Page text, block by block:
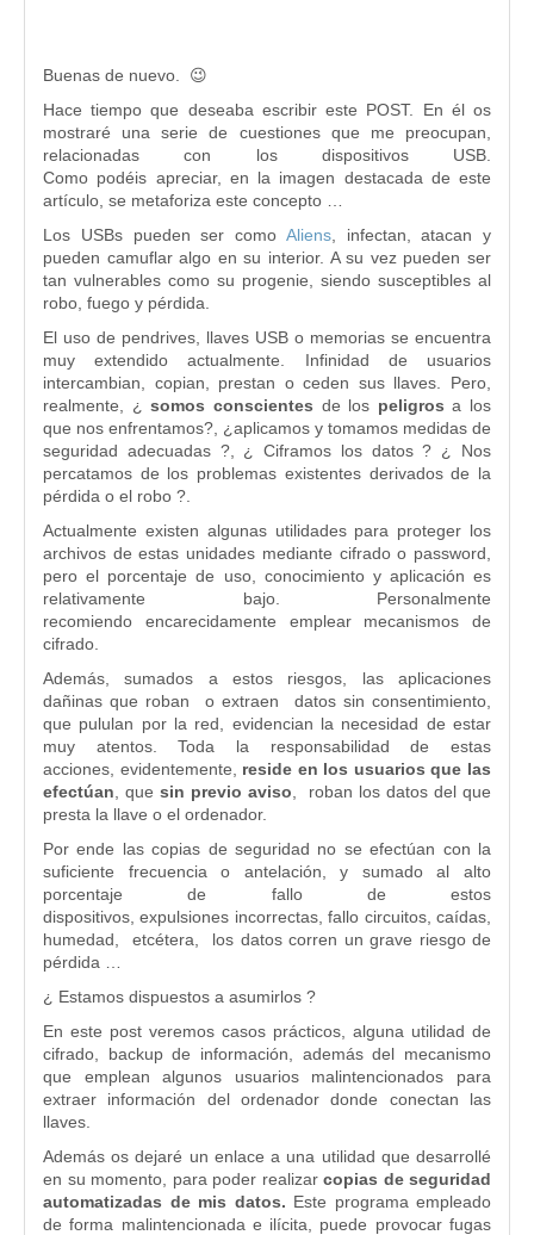
Buenas de nuevo. 😉
Hace tiempo que deseaba escribir este POST. En él os
mostraré una serie de cuestiones que me preocupan,
relacionadas con los dispositivos USB.
Como podéis apreciar, en la imagen destacada de este
artículo, se metaforiza este concepto …
Los USBs pueden ser como Aliens, infectan, atacan y
pueden camuflar algo en su interior. A su vez pueden ser
tan vulnerables como su progenie, siendo susceptibles al
robo, fuego y pérdida.
El uso de pendrives, llaves USB o memorias se encuentra
muy extendido actualmente. Infinidad de usuarios
intercambian, copian, prestan o ceden sus llaves. Pero,
realmente, ¿somos conscientes de los peligros a los
que nos enfrentamos?, ¿aplicamos y tomamos medidas de
seguridad adecuadas ?, ¿ Ciframos los datos ? ¿ Nos
percatamos de los problemas existentes derivados de la
pérdida o el robo ?.
Actualmente existen algunas utilidades para proteger los
archivos de estas unidades mediante cifrado o password,
pero el porcentaje de uso, conocimiento y aplicación es
relativamente bajo. Personalmente
recomiendo encarecidamente emplear mecanismos de
cifrado.
Además, sumados a estos riesgos, las aplicaciones
dañinas que roban o extraen datos sin consentimiento,
que pululan por la red, evidencian la necesidad de estar
muy atentos. Toda la responsabilidad de estas
acciones, evidentemente, reside en los usuarios que las
efectúan , que sin previo aviso , roban los datos del que
presta la llave o el ordenador.
Por ende las copias de seguridad no se efectúan con la
suficiente frecuencia o antelación, y sumado al alto
porcentaje de fallo de estos
dispositivos, expulsiones incorrectas, fallo circuitos, caídas,
humedad, etcétera, los datos corren un grave riesgo de
pérdida …
¿ Estamos dispuestos a asumirlos ?
En este post veremos casos prácticos, alguna utilidad de
cifrado, backup de información, además del mecanismo
que emplean algunos usuarios malintencionados para
extraer información del ordenador donde conectan las
llaves.
Además os dejaré un enlace a una utilidad que desarrollé
en su momento, para poder realizar copias de seguridad
automatizadas de mis datos. Este programa empleado
de forma malintencionada e ilícita, puede provocar fugas